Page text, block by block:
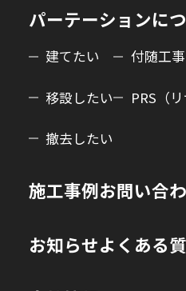
パーテーションに
建てたい
移設したい
撤去したい
付随工事
PRS（
施工事例
お知らせ
お問い合
よくある